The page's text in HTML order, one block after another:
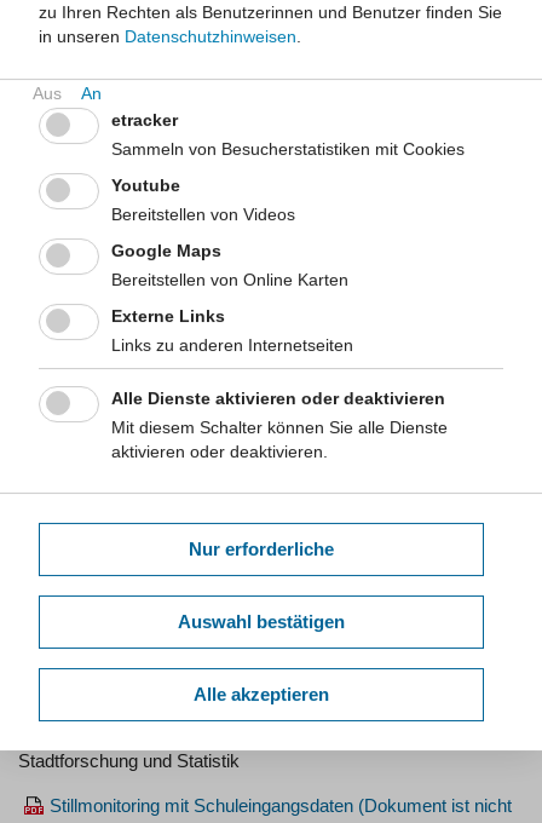
Programm der Fachtagung
Westfalen. Wie geht gute GBE? Daten. Methoden. Praxis.
Gute kartographische Praxis im Gesundheitswesen
Dr. Holger Scharlach, Niedersächsisches
Landesgesundheitsamt
Sekundärdaten aus der ambulanten Versorgung in der GBE
Miguel Tamayo, Kassenärztliche Vereinigung Nordrhein
Der Leitfaden Gesunde Stadt - Eine Unterstützungsleistung
des LZG zur Mitwirkung an Planungen
Westfalen (LZG.NRW)
VTV In2Action - the game
Stadtforschung und Statistik
Stillmonitoring mit Schuleingangsdaten
zu Ihren Rechten als Benutzerinnen und Benutzer finden Sie
in unseren Datenschutzhinweisen.
etracker
Sammeln von Besucherstatistiken mit Cookies
Youtube
Bereitstellen von Videos
Google Maps
Bereitstellen von Online Karten
Externe Links
Links zu anderen Internetseiten
Alle Dienste aktivieren oder deaktivieren
Mit diesem Schalter können Sie alle Dienste
aktivieren oder deaktivieren.
Nur erforderliche
Auswahl bestätigen
Alle akzeptieren